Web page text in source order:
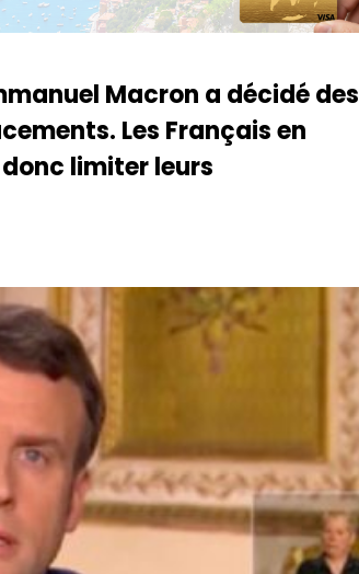
Macron a décidé des
Les Français en
limiter leurs